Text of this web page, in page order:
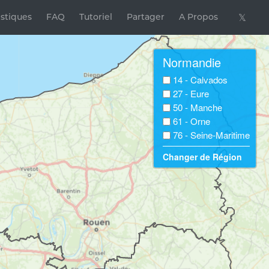
FAQ Tutoriel Partager A Propos 𝕏
Normandie
14 - Calvados
27 - Eure
50 - Manche
61 - Orne
76 - Seine-Maritime
Changer de Région